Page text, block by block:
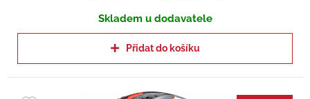
Skladem u dodavatele
Přidat do košíku